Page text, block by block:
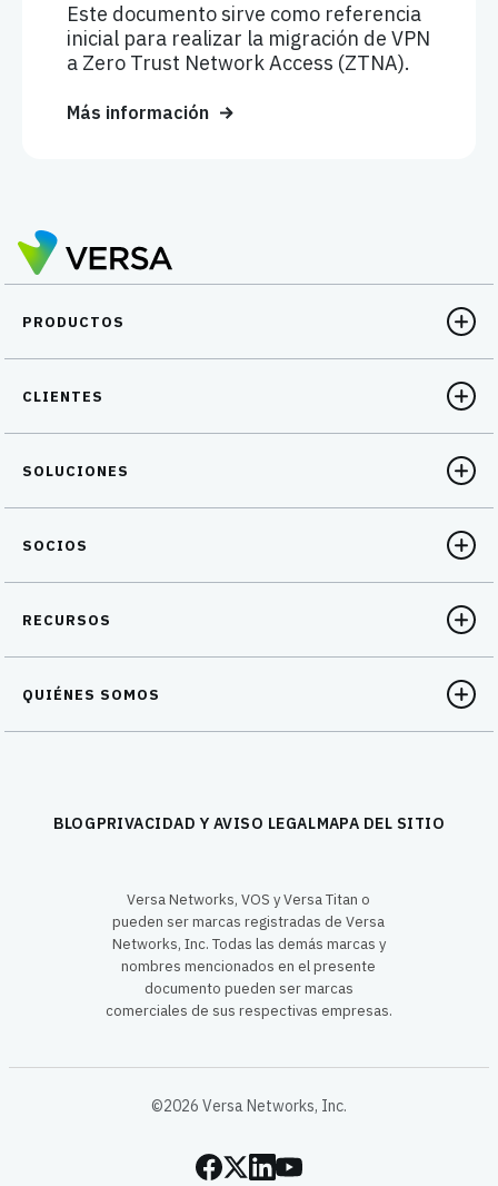
Este documento sirve como referencia
inicial para realizar la migración de VPN
a Zero Trust Network Access (ZTNA).
Más información
PRODUCTOS
CLIENTES
SOLUCIONES
SOCIOS
RECURSOS
QUIÉNES SOMOS
BLOGPRIVACIDAD Y AVISO LEGALMAPA DEL SITIO
Versa Networks, VOS y Versa Titan o
pueden ser marcas registradas de Versa
Networks, Inc. Todas las demás marcas y
nombres mencionados en el presente
documento pueden ser marcas
comerciales de sus respectivas empresas.
©2026 Versa Networks, Inc.